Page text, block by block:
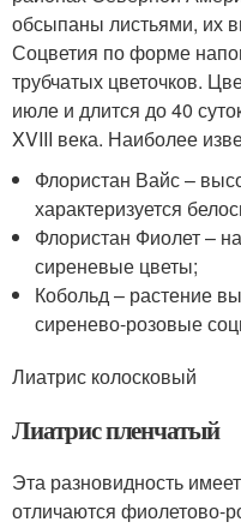
обсыпаны листьями, их
Соцветия по форме
трубчатых цветочков.
июле и длится до 40
XVIII века. Наиболее
Флористан Вайс –
характеризуется
Флористан Фиолет –
сиреневые цветы;
Кобольд – растение
сиренево-розовые
Лиатрис колосковый
Лиатрис пленчатый
Эта разновидность
отличаются фиолетово-